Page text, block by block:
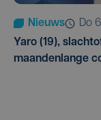
Nieuws
do
Yaro (19),
maandenlange